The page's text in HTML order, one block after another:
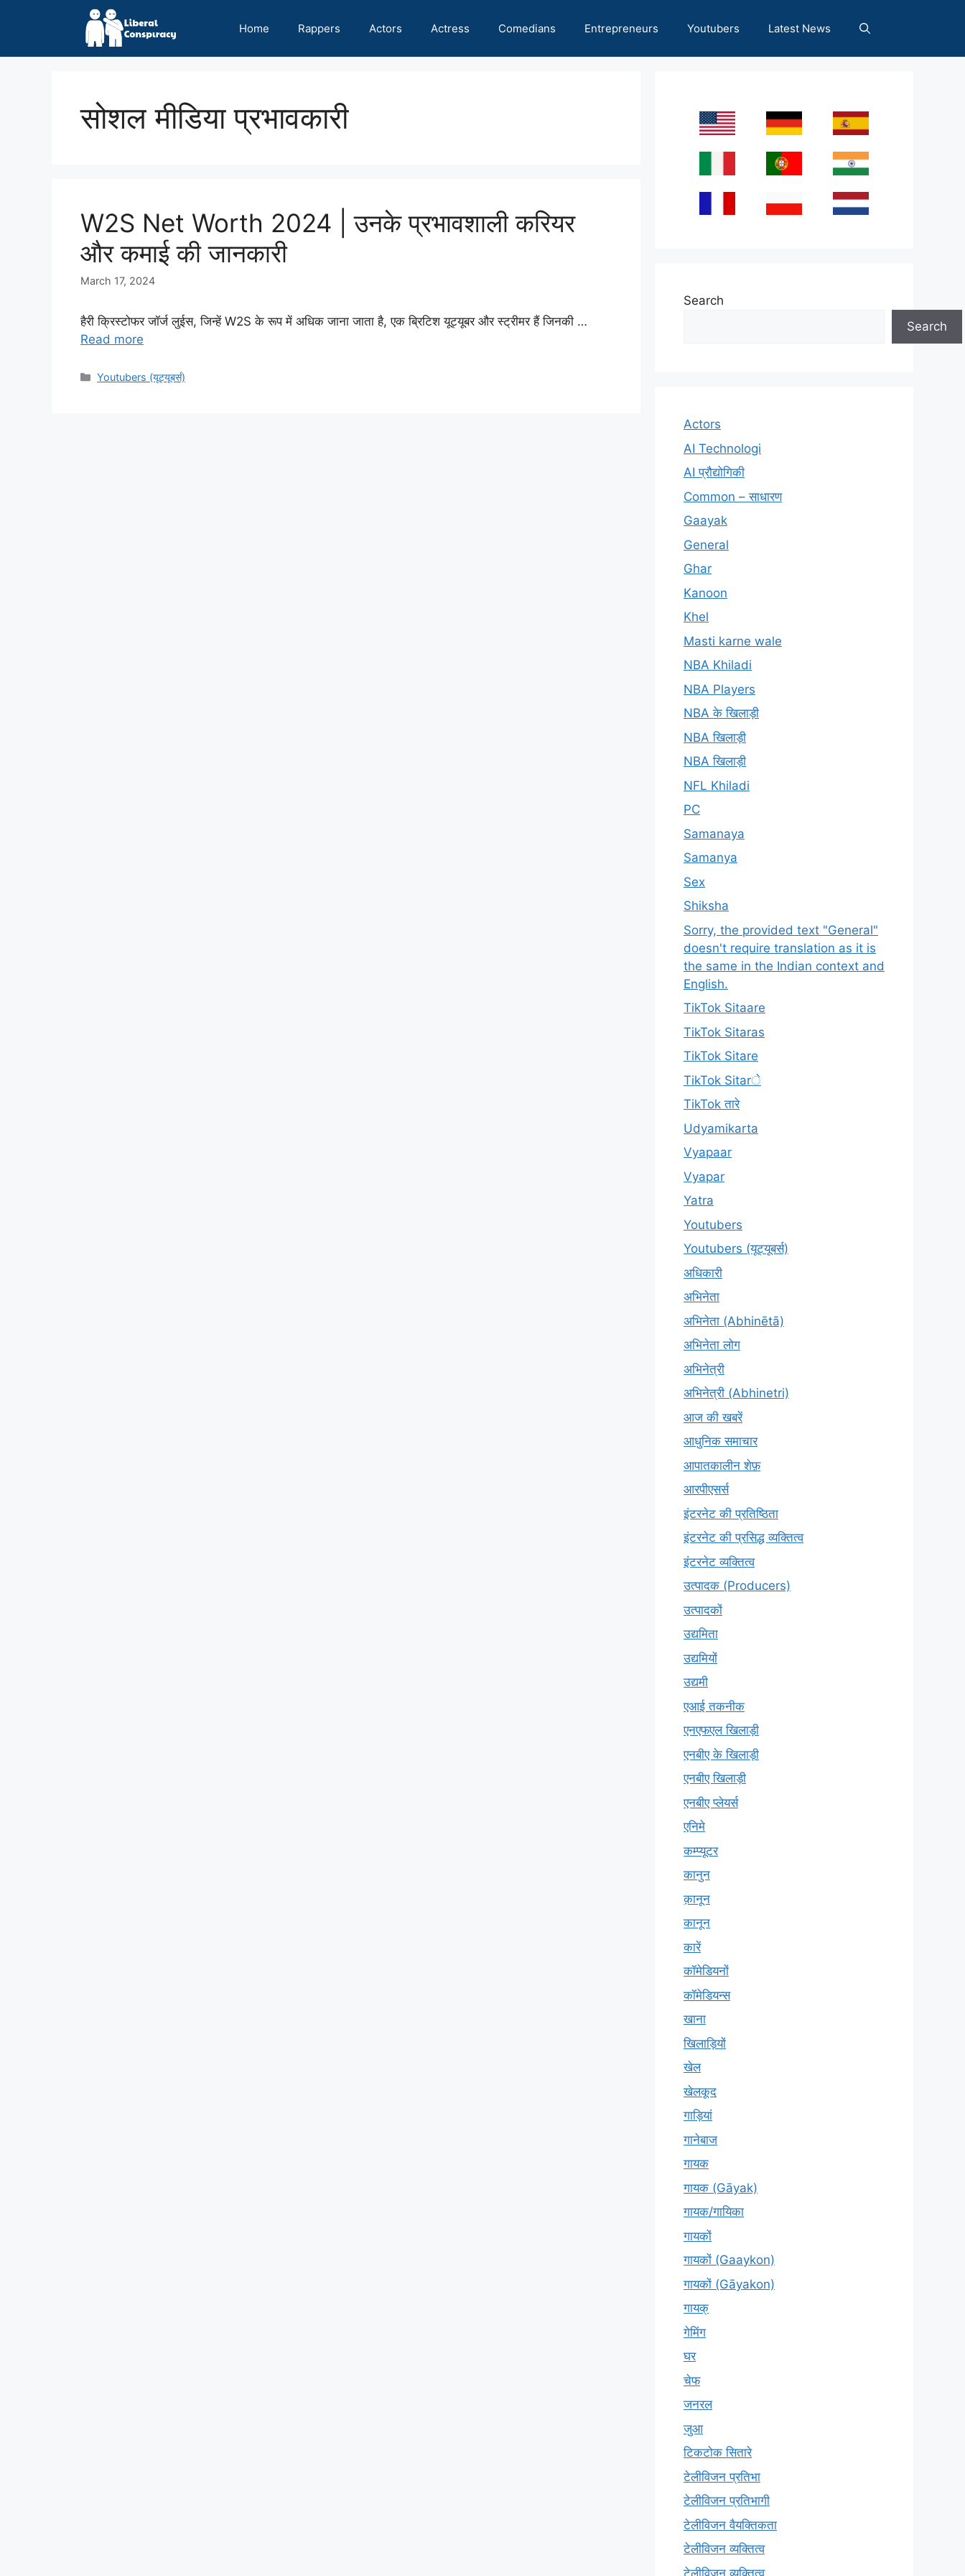
Home Rappers Actors Actress Comedians Entrepreneurs Youtubers Latest News
सोशल मीडिया प्रभावकारी
W2S Net Worth 2024 | उनके प्रभावशाली करियर
और कमाई की जानकारी
March 17, 2024
हैरी क्रिस्टोफर जॉर्ज लुईस, जिन्हें W2S के रूप में अधिक जाना जाता है, एक ब्रिटिश यूट्यूबर और स्ट्रीमर हैं जिनकी …
Read more
Categories
Youtubers (यूट्यूबर्स)
Search
Search
Actors
AI Technologi
AI प्रौद्योगिकी
Common – साधारण
Gaayak
General
Ghar
Kanoon
Khel
Masti karne wale
NBA Khiladi
NBA Players
NBA के खिलाड़ी
NBA खिलाड़ी
NBA खिलाड़ी
NFL Khiladi
PC
Samanaya
Samanya
Sex
Shiksha
Sorry, the provided text "General"
doesn't require translation as it is
the same in the Indian context and
English.
TikTok Sitaare
TikTok Sitaras
TikTok Sitare
TikTok Sitarे
TikTok तारे
Udyamikarta
Vyapaar
Vyapar
Yatra
Youtubers
Youtubers (यूट्यूबर्स)
अधिकारी
अभिनेता
अभिनेता (Abhinētā)
अभिनेता लोग
अभिनेत्री
अभिनेत्री (Abhinetri)
आज की खबरें
आधुनिक समाचार
आपातकालीन शेफ़
आरपीएसर्स
इंटरनेट की प्रतिष्ठिता
इंटरनेट की प्रसिद्ध व्यक्तित्व
इंटरनेट व्यक्तित्व
उत्पादक (Producers)
उत्पादकों
उद्यमिता
उद्यमियों
उद्यमी
एआई तकनीक
एनएफएल खिलाड़ी
एनबीए के खिलाड़ी
एनबीए खिलाड़ी
एनबीए प्लेयर्स
एनिमे
कम्प्यूटर
कानुन
क़ानून
कानून
कारें
कॉमेडियनों
कॉमेडियन्स
खाना
खिलाड़ियों
खेल
खेलकूद
गाड़ियां
गानेबाज
गायक
गायक (Gāyak)
गायक/गायिका
गायकों
गायकों (Gaaykon)
गायकों (Gāyakon)
गायक्
गेमिंग
घर
चेफ
जनरल
जुआ
टिकटोक सितारे
टेलीविजन प्रतिभा
टेलीविजन प्रतिभागी
टेलीविजन वैयक्तिकता
टेलीविजन व्यक्तित्व
टेलीविज़न व्यक्तित्व